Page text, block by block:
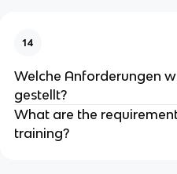
14
Welche Anforderungen
gestellt?
What are the
training?